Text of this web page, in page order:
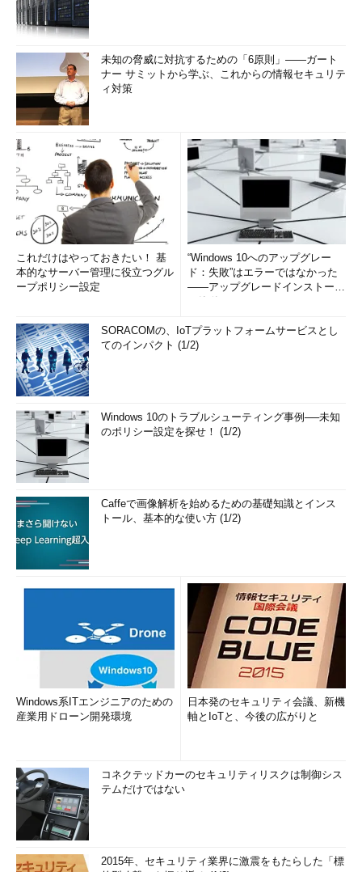
未知の脅威に対抗するための「6原則」――ガート
ナー サミットから学ぶ、これからの情報セキュリテ
ィ対策
これだけはやっておきたい！ 基
本的なサーバー管理に役立つグル
ープポリシー設定
“Windows 10へのアップグレー
ド：失敗”はエラーではなかった
――アップグレードインストール
SORACOMの、IoTプラットフォームサービスとし
てのインパクト (1/2)
Windows 10のトラブルシューティング事例──未知
のポリシー設定を探せ！ (1/2)
Caffeで画像解析を始めるための基礎知識とインス
トール、基本的な使い方 (1/2)
Windows系ITエンジニアのための
産業用ドローン開発環境
日本発のセキュリティ会議、新機
軸とIoTと、今後の広がりと
コネクテッドカーのセキュリティリスクは制御シス
テムだけではない
2015年、セキュリティ業界に激震をもたらした「標